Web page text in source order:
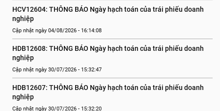
HCV12604: THÔNG BÁO Ngày hạch toán của trái phiếu doanh
nghiệp
Cập nhật ngày 04/08/2026 - 16:14:08
HDB12608: THÔNG BÁO Ngày hạch toán của trái phiếu doanh
nghiệp
Cập nhật ngày 30/07/2026 - 15:32:47
HDB12607: THÔNG BÁO Ngày hạch toán của trái phiếu doanh
nghiệp
Cập nhật ngày 30/07/2026 - 15:32:20